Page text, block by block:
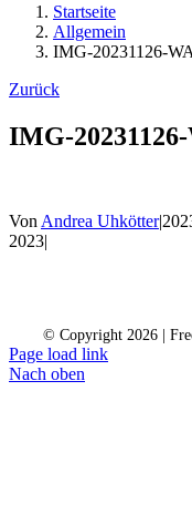
Startseite
Allgemein
IMG-20231126-
Zurück
IMG-
Von Andrea Uhkötter|
2023|
© Copyright 2026 |
Page load link
Nach oben